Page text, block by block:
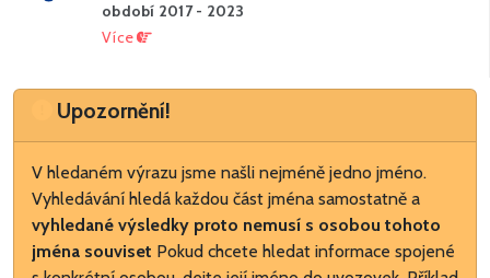
období 2017 - 2023
Více
Upozornění
Upozornění!
V hledaném výrazu jsme našli nejméně jedno jméno.
Vyhledávání hledá každou část jména samostatně a
vyhledané výsledky proto nemusí s osobou tohoto
jména souviset Pokud chcete hledat informace spojené